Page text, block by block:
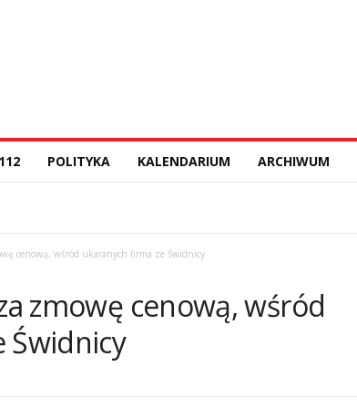
112 POLITYKA KALENDARIUM ARCHIWUM
cenową, wśród ukaranych firma ze Świdnicy
zmowę cenową, wśród
Świdnicy